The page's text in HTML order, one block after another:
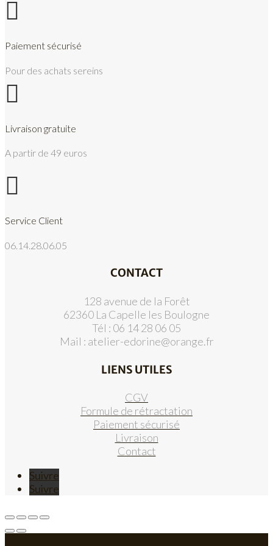

Paiement sécurisé
Pour des achats sereins

Livraison gratuite
A partir de 49 euros

Service Client
06.14.28.06.05
CONTACT
128 avenue de la Forêt
62360 La Capelle les Boulogne
Tél : 06 14 28 06 05
Mail : atelier-edorine@orange.fr
LIENS UTILES
CGV
Formule de rétractation
Paiement sécurisé
Livraison
Contact
Suivre
Suivre